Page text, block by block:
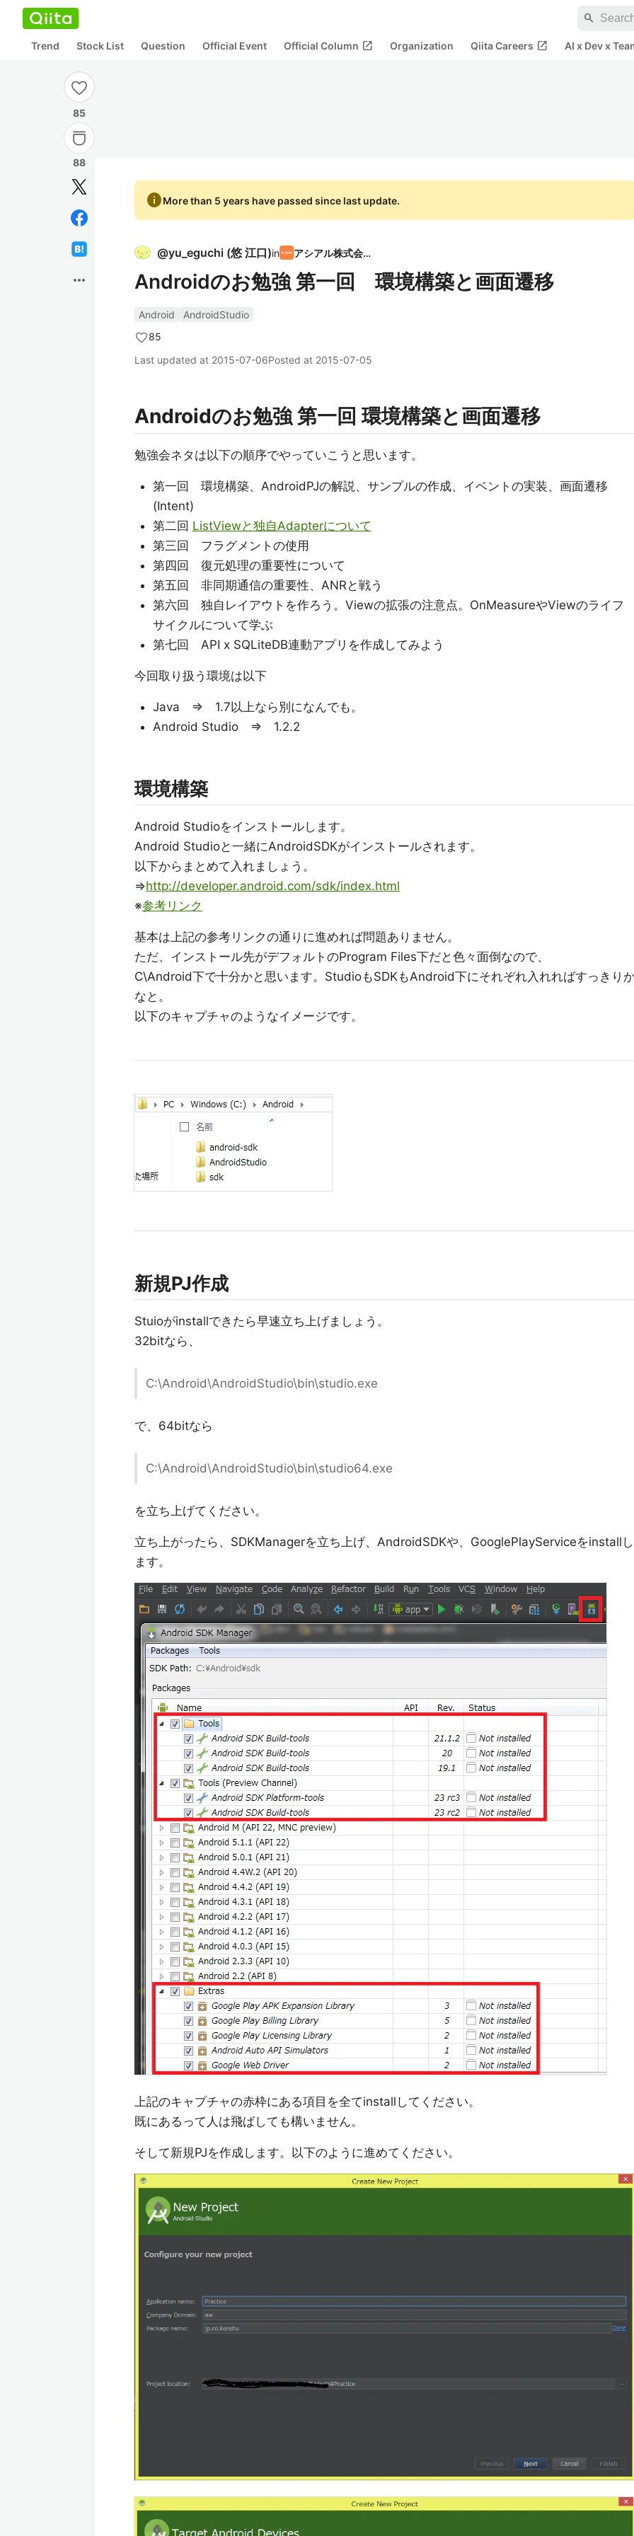
search
Trend Stock List Question Official Event Official Column open_in_new Organization Qiita Careers open_in_new AI x Dev x
85
88
more_horiz
infoMore than 5 years have passed since last update.
@yu_eguchi (悠 江口)in アシアル株式会社
Androidのお勉強 第一回 環境構築と画面遷移
Android
AndroidStudio
85
Last updated at 2015-07-06Posted at 2015-07-05
Androidのお勉強 第一回 環境構築と画面遷移
勉強会ネタは以下の順序でやっていこうと思います。
第一回 環境構築、AndroidPJの解説、サンプルの作成、イベントの実装、画面遷移
(Intent)
第二回 ListViewと独自Adapterについて
第三回 フラグメントの使用
第四回 復元処理の重要性について
第五回 非同期通信の重要性、ANRと戦う
第六回 独自レイアウトを作ろう。Viewの拡張の注意点。OnMeasureやViewのライフ
サイクルについて学ぶ
第七回 API x SQLiteDB連動アプリを作成してみよう
今回取り扱う環境は以下
Java ⇒ 1.7以上なら別になんでも。
Android Studio ⇒ 1.2.2
環境構築
Android Studioをインストールします。
Android Studioと一緒にAndroidSDKがインストールされます。
以下からまとめて入れましょう。
⇒http://developer.android.com/sdk/index.html
※参考リンク
基本は上記の参考リンクの通りに進めれば問題ありません。
ただ、インストール先がデフォルトのProgram Files下だと色々面倒なので、
C\Android下で十分かと思います。StudioもSDKもAndroid下にそれぞれ入れればすっきり
なと。
以下のキャプチャのようなイメージです。
新規PJ作成
Stuioがinstallできたら早速立ち上げましょう。
32bitなら、
C:\Android\AndroidStudio\bin\studio.exe
で、64bitなら
C:\Android\AndroidStudio\bin\studio64.exe
を立ち上げてください。
立ち上がったら、SDKManagerを立ち上げ、AndroidSDKや、GooglePlayServiceをinstallし
ます。
上記のキャプチャの赤枠にある項目を全てinstallしてください。
既にあるって人は飛ばしても構いません。
そして新規PJを作成します。以下のように進めてください。